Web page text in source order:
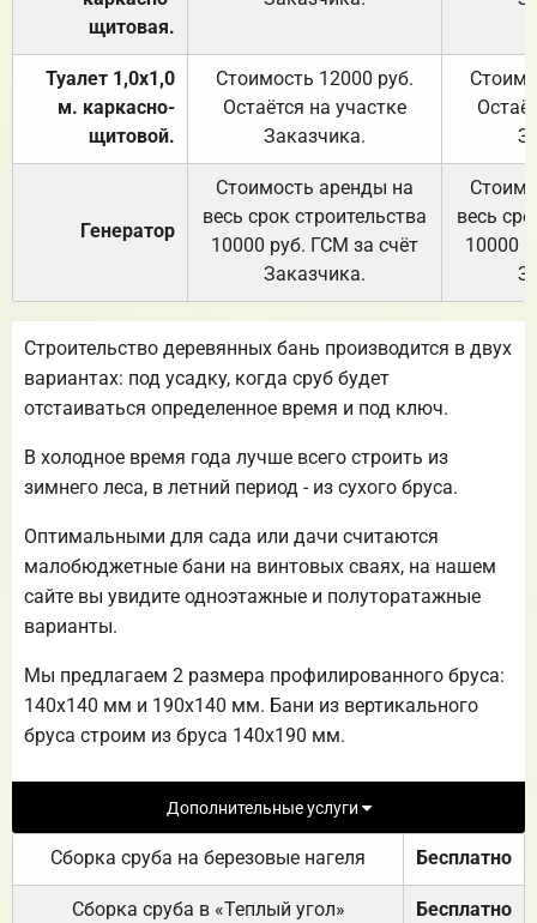
щитовая.
Туалет 1,0х1,0
м. каркасно-
щитовой.
Стоимость 12000 руб.
Остаётся на участке
Заказчика.
Генератор
Стоимость аренды на
весь срок строительства
10000 руб. ГСМ за счёт
Заказчика.
весь
10000
Строительство деревянных бань производится в двух
вариантах: под усадку, когда сруб будет
отстаиваться определенное время и под ключ.
В холодное время года лучше всего строить из
зимнего леса, в летний период - из сухого бруса.
Оптимальными для сада или дачи считаются
малобюджетные бани на винтовых сваях, на нашем
сайте вы увидите одноэтажные и полуторатажные
варианты.
Мы предлагаем 2 размера профилированного бруса:
140х140 мм и 190х140 мм. Бани из вертикального
бруса строим из бруса 140х190 мм.
Дополнительные услуги
Сборка сруба на березовые нагеля Бесплатно
Сборка сруба в «Теплый угол» Бесплатно